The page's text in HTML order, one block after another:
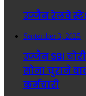
उज्जैन रेलवे
September 3, 2025
उज्जैन SBI
सोना चुराने
कर्मचारी